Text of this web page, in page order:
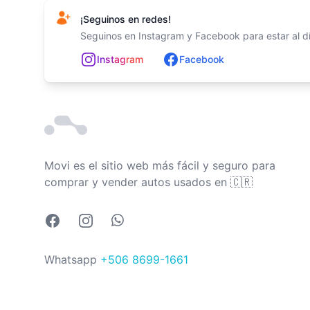
¡Seguinos en redes!
Seguinos en Instagram y Facebook para estar al
Instagram Facebook
Movi es el sitio web más fácil y seguro para
comprar y vender autos usados en Costa Rica
🇨🇷
FacebookInstagramWhatsapp
Whatsapp +506 8699-1661